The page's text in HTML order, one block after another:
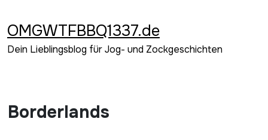
springen
OMGWTFBBQ1337.de
Dein Lieblingsblog für Jog- und Zockgeschichten
Borderlands